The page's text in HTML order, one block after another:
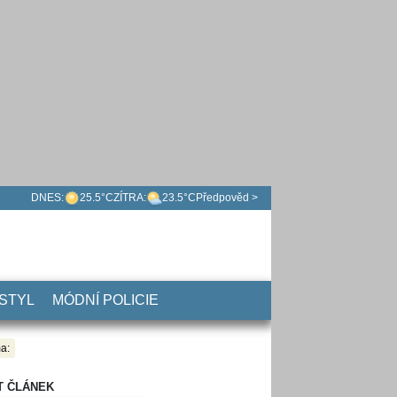
DNES: 25.5°CZÍTRA: 23.5°C Předpověd >
MÓDNÍ POLICIE
ČLÁNEK